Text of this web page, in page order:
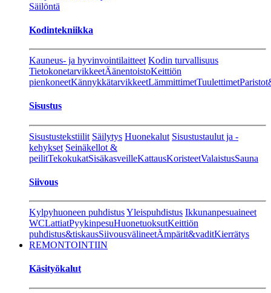
Säilöntä
Kodintekniikka
Kauneus- ja hyvinvointilaitteet Kodin turvallisuus
TietokonetarvikkeetÄänentoistoKeittiön
pienkoneetKännykkätarvikkeetLämmittimetTuulettimet
Sisustus
Sisustustekstiilit Säilytys Huonekalut Sisustustaulut ja -
kehykset Seinäkellot &
peilitTekokukatSisäkasveilleKattausKoristeetValaistusSauna
Siivous
Kylpyhuoneen puhdistusYleispuhdistus Ikkunanpesuaineet
WCLattiatPyykinpesuHuonetuoksutKeittiön
puhdistus&tiskausSiivousvälineetÄmpärit&vaditKierrätys
REMONTOINTIIN
Käsityökalut